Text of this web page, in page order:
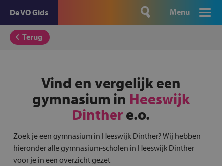
De VO Gids Menu
Terug
Vind en vergelijk een
gymnasium in Heeswijk
Dinthere.o.
Zoek je een gymnasium in Heeswijk Dinther? Wij hebben
hieronder alle gymnasium-scholen in Heeswijk Dinther
voor je in een overzicht gezet.